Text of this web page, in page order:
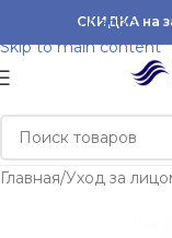
Skip to navigation
Skip to main content
СКИДКА на
Главная/Уход за